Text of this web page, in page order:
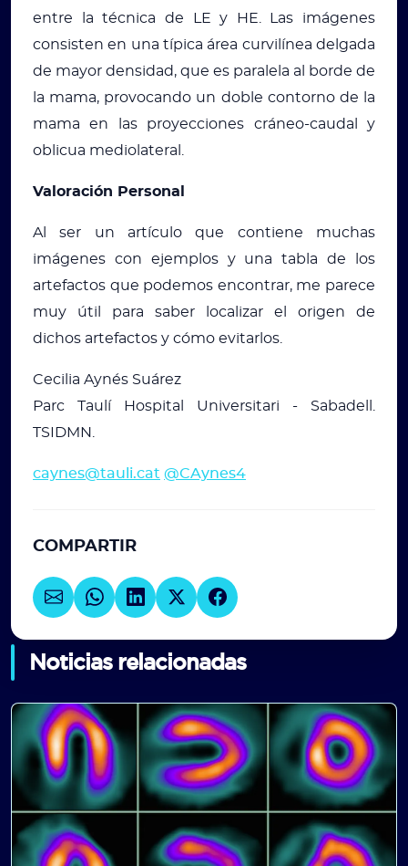
entre la técnica de LE y HE. Las imágenes
consisten en una típica área curvilínea delgada
de mayor densidad, que es paralela al borde de
la mama, provocando un doble contorno de la
mama en las proyecciones cráneo-caudal y
oblicua mediolateral.
Valoración Personal
Al ser un artículo que contiene muchas
imágenes con ejemplos y una tabla de los
artefactos que podemos encontrar, me parece
muy útil para saber localizar el origen de
dichos artefactos y cómo evitarlos.
Cecilia Aynés Suárez
Parc Taulí Hospital Universitari - Sabadell.
TSIDMN.
caynes@tauli.cat @CAynes4
COMPARTIR
Noticias relacionadas